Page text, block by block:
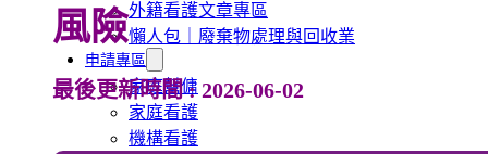
外籍看護文章專區
懶人包｜廢棄物處理與回收業
申請專區
家庭幫傭
家庭看護
機構看護
風險
最後更新時間 : 2026-06-02